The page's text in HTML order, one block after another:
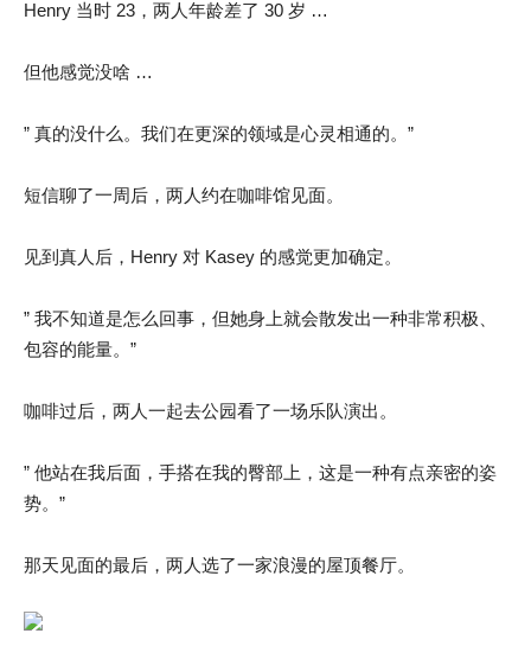
Henry 当时 23，两人年龄差了 30 岁 …
但他感觉没啥 …
” 真的没什么。我们在更深的领域是心灵相通的。”
短信聊了一周后，两人约在咖啡馆见面。
见到真人后，Henry 对 Kasey 的感觉更加确定。
” 我不知道是怎么回事，但她身上就会散发出一种非常积极、
包容的能量。”
咖啡过后，两人一起去公园看了一场乐队演出。
” 他站在我后面，手搭在我的臀部上，这是一种有点亲密的姿
势。”
那天见面的最后，两人选了一家浪漫的屋顶餐厅。